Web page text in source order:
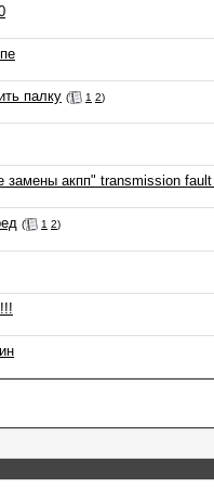
палку ( 1 2)
замены акпп" transmission
( 1 2)